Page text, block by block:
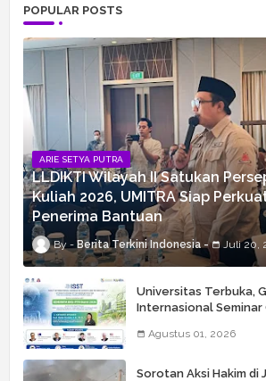
POPULAR POSTS
ARIE SETYA PUTRA
LLDIKTI Wilayah II Satukan
Kuliah 2026, UMITRA Siap
Penerima Bantuan
Berita Terkini Indonesia Juli 20,
Universitas Terbuka,
Internasional Seminar
Agustus 01, 2026
Sorotan Aksi Hakim di